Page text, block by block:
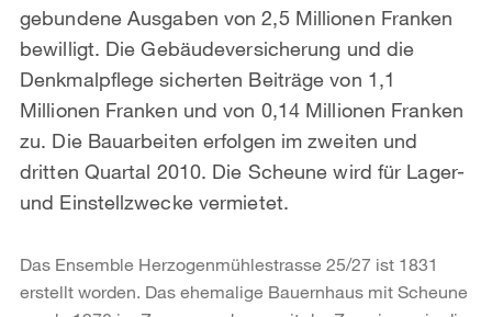
gebundene Ausgaben von 2,5 Millionen Franken
bewilligt. Die Gebäudeversicherung und die
Denkmalpflege sicherten Beiträge von 1,1
Millionen Franken und von 0,14 Millionen Franken
zu. Die Bauarbeiten erfolgen im zweiten und
dritten Quartal 2010. Die Scheune wird für Lager-
und Einstellzwecke vermietet.
Das Ensemble Herzogenmühlestrasse 25/27 ist 1831
erstellt worden. Das ehemalige Bauernhaus mit Scheune